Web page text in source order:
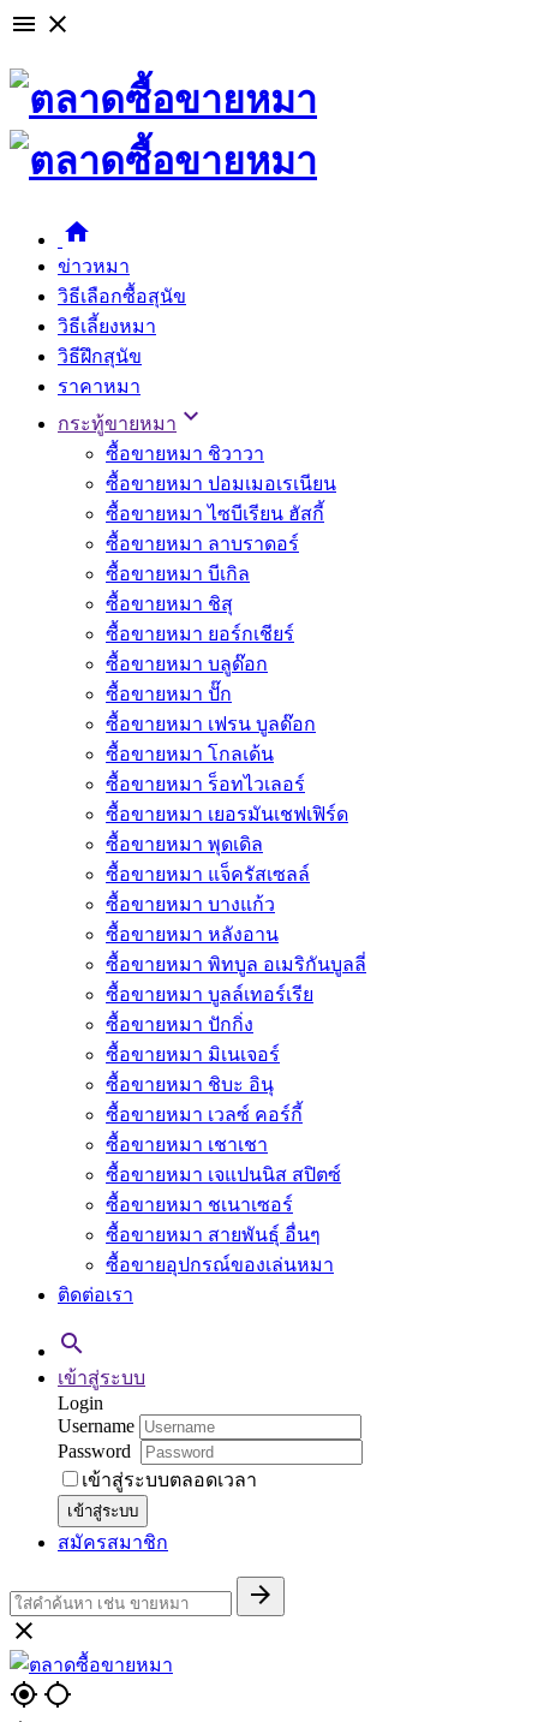
 close

ข่าวหมา
วิธีเลือกซื้อสุนัข
วิธีเลี้ยงหมา
วิธีฝึกสุนัข
ราคาหมา
กระทู้ขายหมา 
ซื้อขายหมา ชิวาวา
ซื้อขายหมา ปอมเมอเรเนียน
ซื้อขายหมา ไซบีเรียน ฮัสกี้
ซื้อขายหมา ลาบราดอร์
ซื้อขายหมา บีเกิล
ซื้อขายหมา ชิสุ
ซื้อขายหมา ยอร์กเชียร์
ซื้อขายหมา บลูด๊อก
ซื้อขายหมา ปั๊ก
ซื้อขายหมา เฟรน บูลด๊อก
ซื้อขายหมา โกลเด้น
ซื้อขายหมา ร็อทไวเลอร์
ซื้อขายหมา เยอรมันเชฟเฟิร์ด
ซื้อขายหมา พุดเดิล
ซื้อขายหมา แจ็ครัสเซลล์
ซื้อขายหมา บางแก้ว
ซื้อขายหมา หลังอาน
ซื้อขายหมา พิทบูล อเมริกันบูลลี่
ซื้อขายหมา บูลล์เทอร์เรีย
ซื้อขายหมา ปักกิ่ง
ซื้อขายหมา มิเนเจอร์
ซื้อขายหมา ชิบะ อินุ
ซื้อขายหมา เวลซ์ คอร์กี้
ซื้อขายหมา เชาเชา
ซื้อขายหมา เจแปนนิส สปิตซ์
ซื้อขายหมา ชเนาเซอร์
ซื้อขายหมา สายพันธุ์ อื่นๆ
ซื้อขายอุปกรณ์ของเล่นหมา
ติดต่อเรา

เข้าสู่ระบบ
Login
Username
Password
เข้าสู่ระบบตลอดเวลา
เข้าสู่ระบบ
สมัครสมาชิก


gps_fixed gps_not_fixed